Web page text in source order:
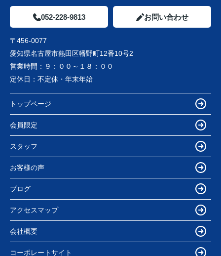
052-228-9813 お問い合わせ
〒456-0077
愛知県名古屋市熱田区幡野町12番10号2
営業時間： ９：００～１８：００
定休日： 不定休・年末年始
トップページ
会員限定
スタッフ
お客様の声
ブログ
アクセスマップ
会社概要
コーポレートサイト